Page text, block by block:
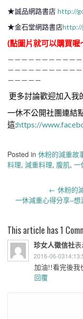
★誠品網路書店 http://
★金石堂網路書店http://
(點圖片就可以購買喔
－－－－－－－－－－
－－－－－－－－－－
－－－－－
更多討論歡迎加入我
一休不公開社團連結
這:https://
Posted in 休粉的減重故
料理, 減重料理, 腹肌, 一
navigation
← 休粉的
一休減重心得分享–
This article has 1
珍女人徵信社表
2016-06-
加油!!看完後我
回覆